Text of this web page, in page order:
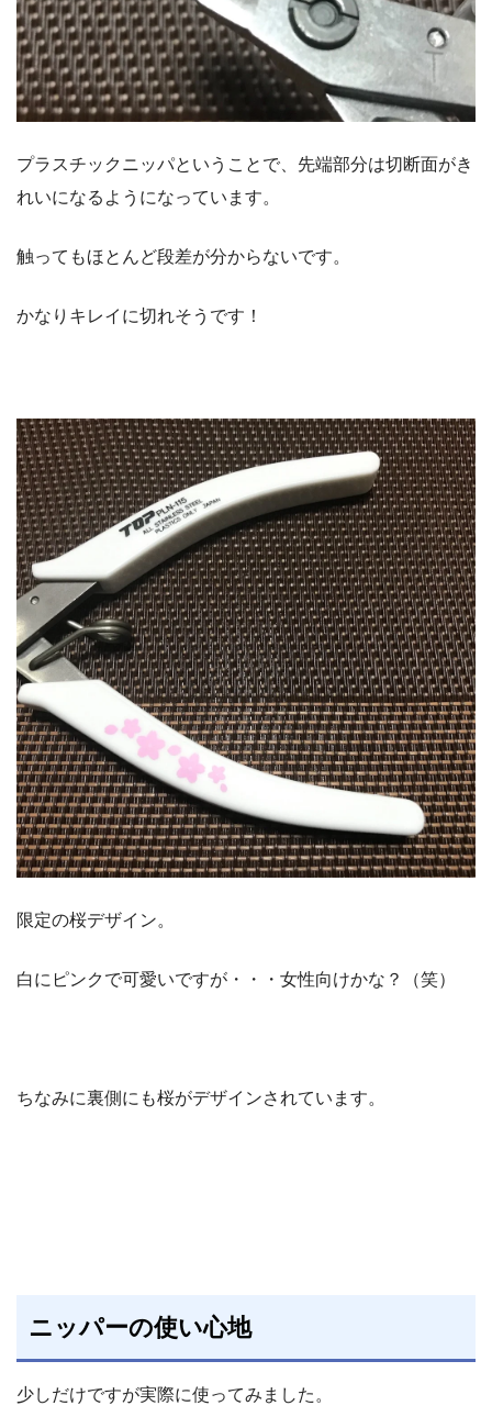
プラスチックニッパということで、先端部分は切断面がき
れいになるようになっています。
触ってもほとんど段差が分からないです。
かなりキレイに切れそうです！
限定の桜デザイン。
白にピンクで可愛いですが・・・女性向けかな？（笑）
ちなみに裏側にも桜がデザインされています。
ニッパーの使い心地
少しだけですが実際に使ってみました。